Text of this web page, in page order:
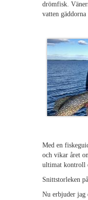
drömfisk.
vatten
Med en
och vikar året
ultimat kontroll
Snittstorleken
Nu erbjuder jag